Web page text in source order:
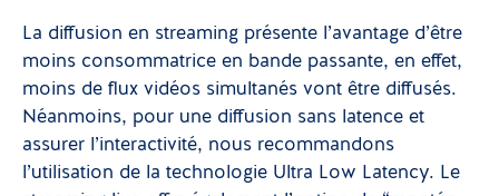
La diffusion en streaming présente l’avantage d’être
moins consommatrice en bande passante, en effet,
moins de flux vidéos simultanés vont être diffusés.
Néanmoins, pour une diffusion sans latence et
assurer l’interactivité, nous recommandons
l’utilisation de la technologie Ultra Low Latency. Le